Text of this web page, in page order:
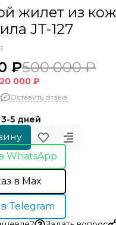
жилет из
JT-127
₽500 000 ₽
000 ₽
Оставить отзыв
5 дней
WhatsApp
в Max
Telegram